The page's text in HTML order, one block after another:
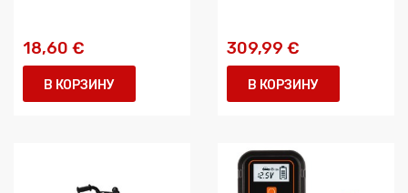
18,60 €
В КОРЗИНУ
309,99 €
В КОРЗИНУ